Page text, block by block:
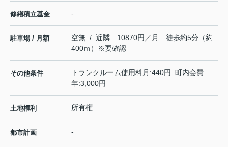
修繕積立基金 -
駐車場 / 月額
空無 / 近隣 10870円／月 徒歩約5分（約
400ｍ）※要確認
その他条件
トランクルーム使用料月:440円 町内会費
年:3,000円
土地権利 所有権
都市計画 -